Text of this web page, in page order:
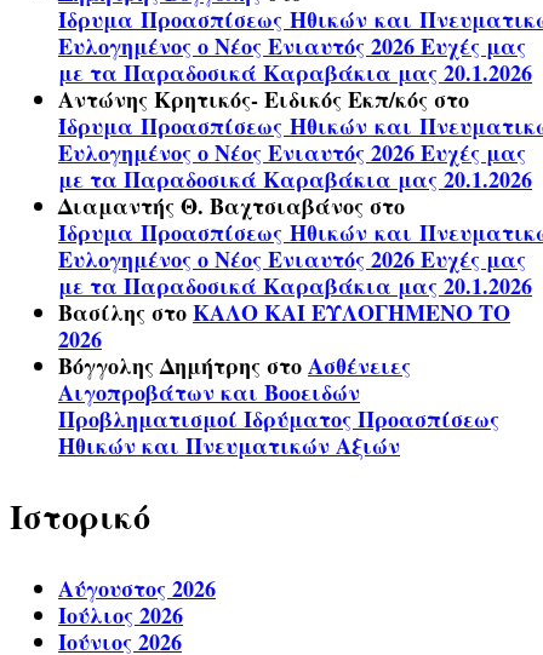
Ίδρυμα Προασπίσεως Ηθικών και
Ευλογημένος ο Νέος Ενιαυτός 2026 Ευχές μας
με τα Παραδοσικά Καραβάκια μας 20.1.2026
Αντώνης Κρητικός- Ειδικός Εκπ/κόςστο
Ίδρυμα Προασπίσεως Ηθικών και
Ευλογημένος ο Νέος Ενιαυτός 2026 Ευχές μας
με τα Παραδοσικά Καραβάκια μας 20.1.2026
Διαμαντής Θ. Βαχτσιαβάνοςστο
Ίδρυμα Προασπίσεως Ηθικών και
Ευλογημένος ο Νέος Ενιαυτός 2026 Ευχές μας
με τα Παραδοσικά Καραβάκια μας 20.1.2026
ΒασίληςστοΚΑΛΟ ΚΑΙ ΕΥΛΟΓΗΜΕΝΟ ΤΟ
2026
Βόγγολης ΔημήτρηςστοΑσθένειες
Αιγοπροβάτων και Βοοειδών
Προβληματισμοί Ιδρύματος Προασπίσεως
Ηθικών και Πνευματικών Αξιών
Ιστορικό
Αύγουστος 2026
Ιούλιος 2026
Ιούνιος 2026